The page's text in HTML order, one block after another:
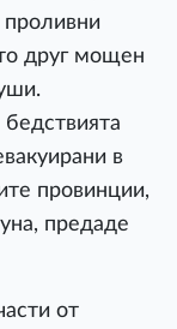
друг мощен
в
провинции,
предаде
от